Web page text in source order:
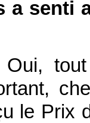
a senti
Oui,
le Prix